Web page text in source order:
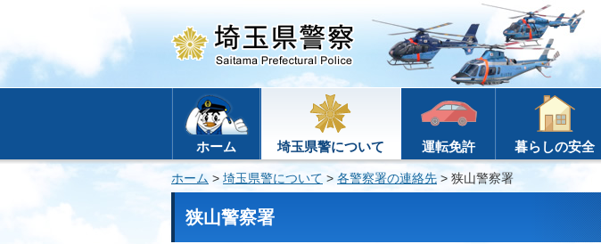
ホーム 埼玉県警について 運転免許 暮らしの安全
ホーム > 埼玉県警について > 各警察署の連絡先 > 狭山警察署
狭山警察署